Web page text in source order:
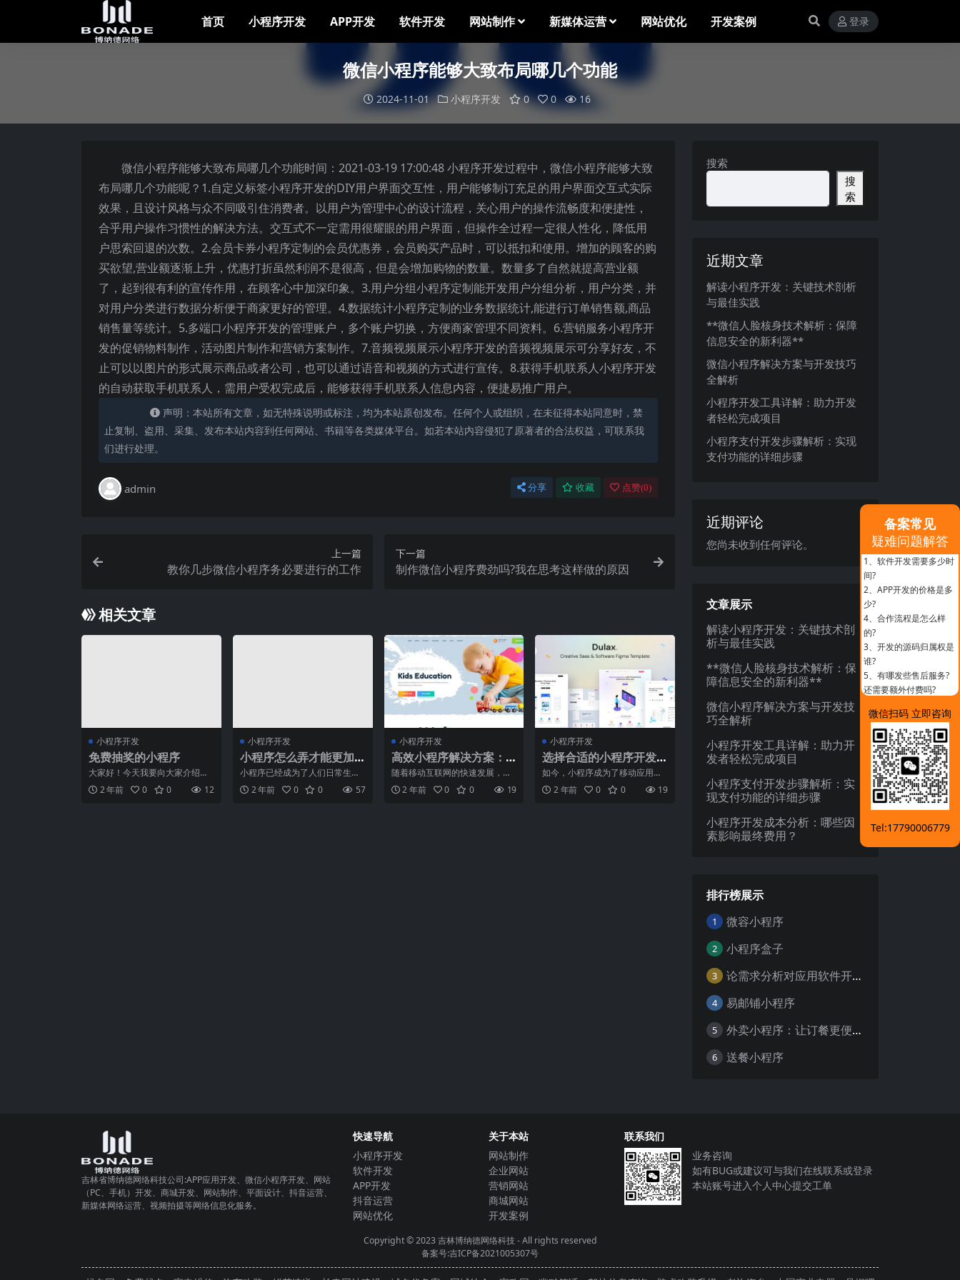
首页 小程序开发 APP开发 软件开发 网站制作 新媒体运营 网站优化 开发案例 登录
微信小程序能够大致布局哪几个功能
2024-11-01 小程序开发 0 0 16
微信小程序能够大致布局哪几个功能时间：2021-03-19 17:00:48 小程序开发过程中，微信小程序能够大致
布局哪几个功能呢？1.自定义标签小程序开发的DIY用户界面交互性，用户能够制订充足的用户界面交互式实际
效果，且设计风格与众不同吸引住消费者。以用户为管理中心的设计流程，关心用户的操作流畅度和便捷性，
合乎用户操作习惯性的解决方法。交互式不一定需用很耀眼的用户界面，但操作全过程一定很人性化，降低用
户思索回退的次数。2.会员卡券小程序定制的会员优惠券，会员购买产品时，可以抵扣和使用。增加的顾客的购
买欲望,营业额逐渐上升，优惠打折虽然利润不是很高，但是会增加购物的数量。数量多了自然就提高营业额
了，起到很有利的宣传作用，在顾客心中加深印象。3.用户分组小程序定制能开发用户分组分析，用户分类，并
对用户分类进行数据分析便于商家更好的管理。4.数据统计小程序定制的业务数据统计,能进行订单销售额,商品
销售量等统计。5.多端口小程序开发的管理账户，多个账户切换，方便商家管理不同资料。6.营销服务小程序开
发的促销物料制作，活动图片制作和营销方案制作。7.音频视频展示小程序开发的音频视频展示可分享好友，不
止可以以图片的形式展示商品或者公司，也可以通过语音和视频的方式进行宣传。8.获得手机联系人小程序开发
的自动获取手机联系人，需用户受权完成后，能够获得手机联系人信息内容，便捷易推广用户。
声明：本站所有文章，如无特殊说明或标注，均为本站原创发布。任何个人或组织，在未征得本站同意时，禁
止复制、盗用、采集、发布本站内容到任何网站、书籍等各类媒体平台。如若本站内容侵犯了原著者的合法权益，可联系我
们进行处理。
admin 分享 收藏 点赞(0)
上一篇
教你几步微信小程序务必要进行的工作
下一篇
制作微信小程序费劲吗?我在思考这样做的原因
相关文章
小程序开发
免费抽奖的小程序
大家好！今天我要向大家介绍一
款非常有趣且充满创意的小程序
——免费抽奖的小程序。这
2 年前 0 0 12
小程序开发
小程序怎么弄才能更加
优化和提升体验
小程序已经成为了人们日常生活
中不可或缺的一部分，各种各样
的应用程序都可以通过小程
2 年前 0 0 57
小程序开发
高效小程序解决方案：
让开发者事半功倍
随着移动互联网的快速发展，小
程序已经成为了越来越多企业和
个人开发者的首选。然而，
2 年前 0 0 19
小程序开发
选择合适的小程序开发
软件，让开发变得轻松
愉快
如今，小程序成为了移动应用开
发领域的一大热门。随着用户对
移动应用需求的增加，越来
2 年前 0 0 19
搜索
搜
索
近期文章
解读小程序开发：关键技术剖析
与最佳实践
**微信人脸核身技术解析：保障
信息安全的新利器**
微信小程序解决方案与开发技巧
全解析
小程序开发工具详解：助力开发
者轻松完成项目
小程序支付开发步骤解析：实现
支付功能的详细步骤
近期评论
您尚未收到任何评论。
文章展示
解读小程序开发：关键技术剖
析与最佳实践
**微信人脸核身技术解析：保
障信息安全的新利器**
微信小程序解决方案与开发技
巧全解析
小程序开发工具详解：助力开
发者轻松完成项目
小程序支付开发步骤解析：实
现支付功能的详细步骤
小程序开发成本分析：哪些因
素影响最终费用？
排行榜展示
1 微容小程序
2 小程序盒子
3 论需求分析对应用软件开发的重要性
4 易邮铺小程序
5 外卖小程序：让订餐更便捷，吃货的福音
6 送餐小程序
吉林省博纳德网络科技公司:APP应用开发、微信小程序开发、网站
（PC、手机）开发、商城开发、网站制作、平面设计、抖音运营、
新媒体网络运营、视频拍摄等网络信息化服务。
快速导航
小程序开发
软件开发
APP开发
抖音运营
网站优化
关于本站
网站制作
企业网站
营销网站
商城网站
开发案例
联系我们
业务咨询
如有BUG或建议可与我们在线联系或登录
本站账号进入个人中心提交工单
Copyright © 2023吉林博纳德网络科技- All rights reserved
备案号:吉ICP备2021005307号
备案常见
疑难问题解答
1、 软件开发需要多少时
间?
2、 APP开发的价格是多
少?
4、 合作流程是怎么样
的?
3、 开发的源码归属权是
谁?
5、 有哪发些售后服务?
还需要额外付费吗?
微信扫码 立即咨询
Tel:17790006779